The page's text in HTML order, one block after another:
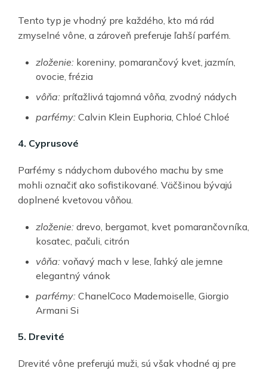
Tento typ je vhodný pre každého, kto má rád
zmyselné vône, a zároveň preferuje ľahší parfém.
zloženie: koreniny, pomarančový kvet, jazmín,
ovocie, frézia
vôňa: príťažlivá tajomná vôňa, zvodný nádych
parfémy: Calvin Klein Euphoria, Chloé Chloé
4. Cyprusové
Parfémy s nádychom dubového machu by sme
mohli označiť ako sofistikované. Väčšinou bývajú
doplnené kvetovou vôňou.
zloženie: drevo, bergamot, kvet pomarančovníka,
kosatec, pačuli, citrón
vôňa: voňavý mach v lese, ľahký ale jemne
elegantný vánok
parfémy: ChanelCoco Mademoiselle, Giorgio
Armani Si
5. Drevité
Drevité vône preferujú muži, sú však vhodné aj pre